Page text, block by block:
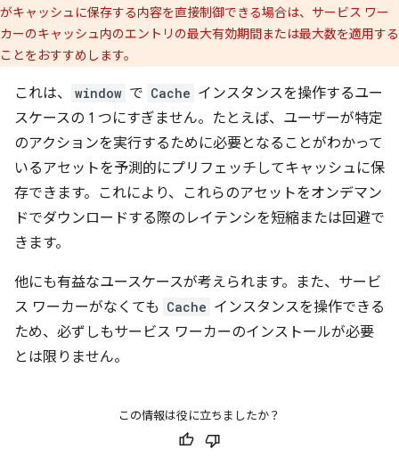
がキャッシュに保存する内容を直接制御できる場合は、サービス ワー
カーのキャッシュ内のエントリの最大有効期間または最大数を適用する
ことをおすすめします。
これは、 window で Cache インスタンスを操作するユー
スケースの 1 つにすぎません。たとえば、ユーザーが特定
のアクションを実行するために必要となることがわかって
いるアセットを予測的にプリフェッチしてキャッシュに保
存できます。これにより、これらのアセットをオンデマン
ドでダウンロードする際のレイテンシを短縮または回避で
きます。
他にも有益なユースケースが考えられます。また、サービ
ス ワーカーがなくても Cache インスタンスを操作できる
ため、必ずしもサービス ワーカーのインストールが必要
とは限りません。
この情報は役に立ちましたか？